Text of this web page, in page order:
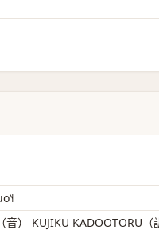
音） KUJIKU KADOOTORU（